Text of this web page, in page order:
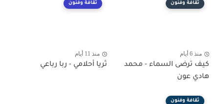
ثقافة وفنون
منذ 6 أيام
كيف ترضى السماء - محمد
هادي عون
ثقافة وفنون
منذ 11 أيام
ثريا أحلامي - ربا رباعي
ثقافة وفنون